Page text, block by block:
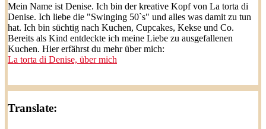
Mein Name ist Denise. Ich bin der kreative Kopf von La torta di
Denise. Ich liebe die "Swinging 50`s" und alles was damit zu tun
hat. Ich bin süchtig nach Kuchen, Cupcakes, Kekse und Co.
Bereits als Kind entdeckte ich meine Liebe zu ausgefallenen
Kuchen. Hier erfährst du mehr über mich:
La torta di Denise, über mich
Translate: